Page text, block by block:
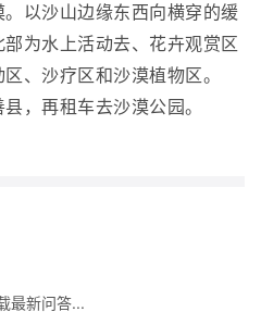
以沙山边缘东西向横穿的缓
为水上活动去、花卉观赏区
、沙疗区和沙漠植物区。
再租车去沙漠公园。
最新问答...